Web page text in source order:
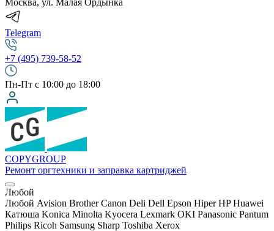
Москва, ул. Малая Ордынка
Telegram
+7 (495) 739-58-52
Пн-Пт с 10:00 до 18:00
COPYGROUP
Ремонт оргтехники и заправка картриджей
Любой
Любой Avision Brother Canon Deli Dell Epson Hiper HP Huawei
Катюша Konica Minolta Kyocera Lexmark OKI Panasonic Pantum
Philips Ricoh Samsung Sharp Toshiba Xerox